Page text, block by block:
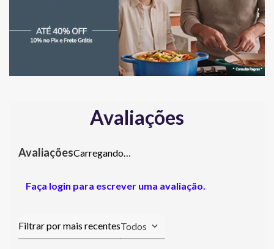
Avaliações
Carregando…
Faça login para escrever uma avaliação.
Todos